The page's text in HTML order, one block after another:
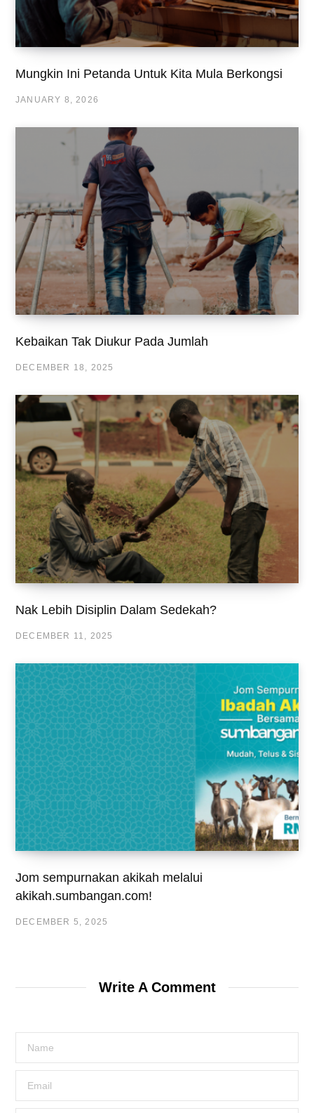
Mungkin Ini Petanda Untuk Kita Mula Berkongsi
JANUARY 8, 2026
Kebaikan Tak Diukur Pada Jumlah
DECEMBER 18, 2025
Nak Lebih Disiplin Dalam Sedekah?
DECEMBER 11, 2025
Jom sempurnakan akikah melalui
akikah.sumbangan.com!
DECEMBER 5, 2025
Write A Comment